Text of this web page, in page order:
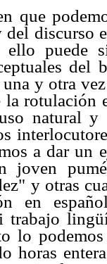
que
discurso
puede
del
y otra
rotulación
natural
a dar
joven
y otras
en
trabajo
lo
horas